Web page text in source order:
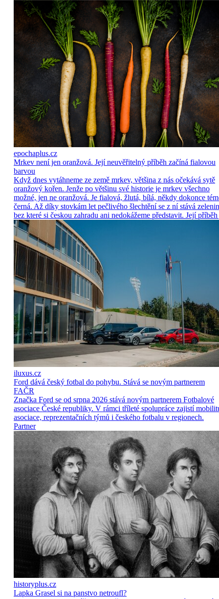
epochaplus.cz
Mrkev není jen oranžová. Její neuvěřitelný příběh začíná fialovou
barvou
Když dnes vytáhneme ze země mrkev, většina z nás očekává sytě
oranžový kořen. Jenže po většinu své historie je mrkev všechno
možné, jen ne oranžová. Je fialová, žlutá, bílá, někdy dokonce
černá. Až díky stovkám let pečlivého šlechtění se z ní stává
bez které si českou zahradu ani nedokážeme představit. Její příběh
iluxus.cz
Ford dává český fotbal do pohybu. Stává se novým partnerem
FAČR
Značka Ford se od srpna 2026 stává novým partnerem Fotbalové
asociace České republiky. V rámci tříleté spolupráce zajistí
asociace, reprezentačních týmů i českého fotbalu v regionech.
Partner
historyplus.cz
Lapka Grasel si na panstvo netroufl?